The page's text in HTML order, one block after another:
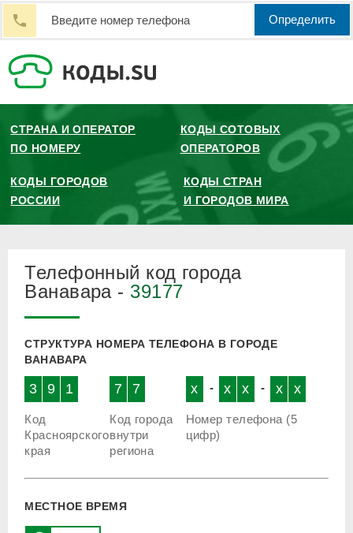
Определить
СТРАНА И ОПЕРАТОР
ПО НОМЕРУ
КОДЫ СОТОВЫХ
ОПЕРАТОРОВ
КОДЫ ГОРОДОВ
РОССИИ
КОДЫ СТРАН
И ГОРОДОВ МИРА
Телефонный код города
Ванавара - 39177
СТРУКТУРА НОМЕРА ТЕЛЕФОНА В ГОРОДЕ
ВАНАВАРА
3 9 1
Код
Красноярского
края
7 7
Код города
внутри
региона
x - x x - x x
Номер телефона (5
цифр)
МЕСТНОЕ ВРЕМЯ